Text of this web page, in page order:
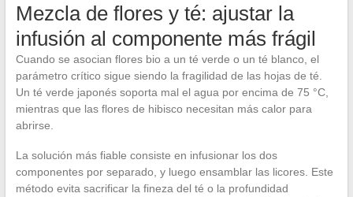
Mezcla de flores y té: ajustar la
infusión al componente más frágil
Cuando se asocian flores bio a un té verde o un té blanco, el
parámetro crítico sigue siendo la fragilidad de las hojas de té.
Un té verde japonés soporta mal el agua por encima de 75 °C,
mientras que las flores de hibisco necesitan más calor para
abrirse.
La solución más fiable consiste en infusionar los dos
componentes por separado, y luego ensamblar las licores. Este
método evita sacrificar la fineza del té o la profundidad